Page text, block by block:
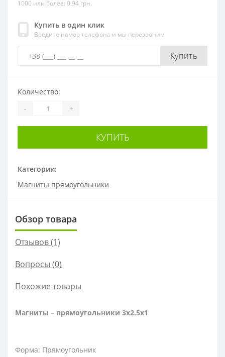
1000 или более: 0.94 грн.
Купить в один клик
Введите номер телефона и мы перезвоним
Купить
Категории:
Магниты прямоугольники
Количество:
- +
КУПИТЬ
Обзор товара
Отзывов (1)
Вопросы (0)
Похожие товары
Магниты – прямоугольники 3x2.5x1
Форма: Прямоугольник